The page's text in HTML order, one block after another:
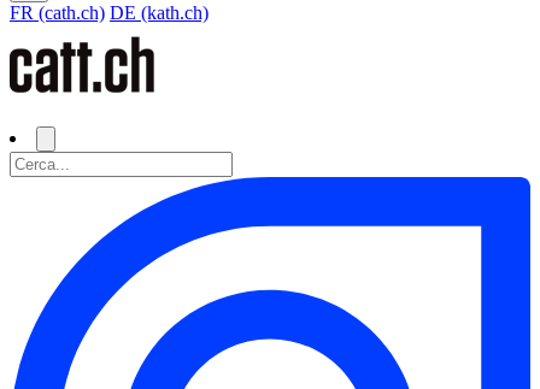
FR (cath.ch) DE (kath.ch)